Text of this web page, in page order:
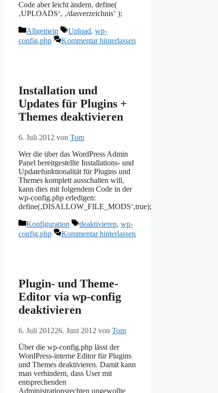
Code aber leicht ändern. define(
‚UPLOADS‘, ‚/dasverzeichnis‘ );
Kategorien
Allgemein Schlagwörter
Upload, wp-
config.php
Kommentar hinterlassen
Installation und
Updates für Plugins +
Themes deaktivieren
6. Juli 2012 von Tom
Wer die über das WordPress Admin
Panel bereitgestellte Installations- und
Updatefunktionalität für Plugins und
Themes komplett ausschalten will,
kann dies mit folgendem Code in der
wp-config.php erledigen:
define(‚DISALLOW_FILE_MODS‘,true);
Kategorien
Konfiguration Schlagwörter
deaktivieren, wp-
config.php
Kommentar hinterlassen
Plugin- und Theme-
Editor via wp-config
deaktivieren
6. Juli 201226. Juni 2012 von Tom
Über die wp-config.php lässt der
WordPress-interne Editor für Plugins
und Themes deaktivieren. Damit kann
man verhindern, dass User mit
entsprechenden
Administrationsrechten ungewollte